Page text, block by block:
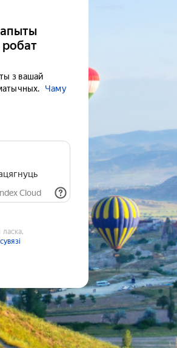
робат
з вашай
Чаму
Cloud
ласка,